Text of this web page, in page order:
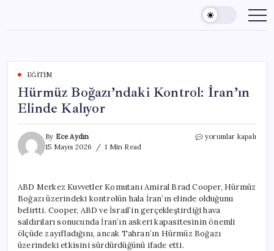
content
EĞITIM
Hürmüz Boğazı’ndaki Kontrol: İran’ın
Elinde Kalıyor
By Ece Aydın
15 Mayıs 2026
1 Min Read
Hürmüz
Kalıyor
için
yorumlar kapalı
ABD Merkez Kuvvetler Komutanı Amiral Brad Cooper, Hürmüz
Boğazı üzerindeki kontrolün hala İran’ın elinde olduğunu
belirtti. Cooper, ABD ve İsrail’in gerçekleştirdiği hava
saldırıları sonucunda İran’ın askeri kapasitesinin önemli
ölçüde zayıfladığını, ancak Tahran’ın Hürmüz Boğazı
üzerindeki etkisini sürdürdüğünü ifade etti.